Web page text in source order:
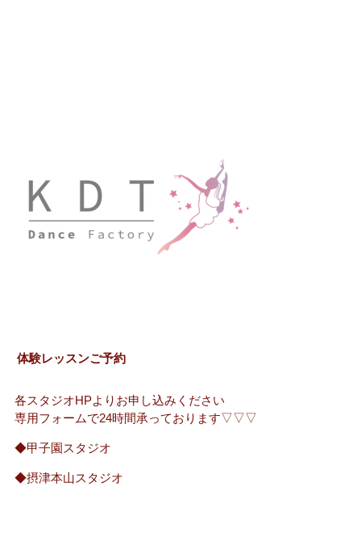
体験レッスンご予約
各スタジオHPよりお申し込みください
専用フォームで24時間承っております▽▽▽
◆甲子園スタジオ
◆摂津本山スタジオ